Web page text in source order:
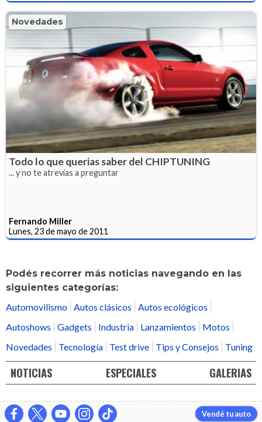
Novedades
Todo lo que querias saber del CHIPTUNING
... y no te atrevías a preguntar
Fernando Miller
Lunes, 23 de mayo de 2011
Podés recorrer más noticias navegando en las
siguientes categorías:
Automovilismo Autos clásicos
Autos ecológicos
Autoshows
Gadgets Industria Lanzamientos
Motos
Novedades
Tecnología Test drive Tips y Consejos Tuning
NOTICIAS ESPECIALES GALERIAS
Vendé tu auto